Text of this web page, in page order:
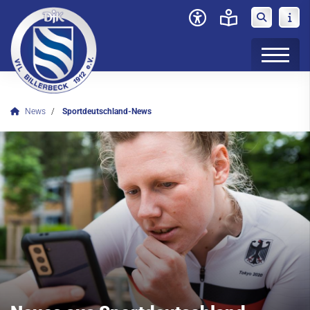
News Sportdeutschland-News
Verein
News
Vereins-News
Social-Media-News
SPORTvorORT
Spaziertreff
Sportdeutschland-News
Das LSB-Magazin "Wir im Sport"